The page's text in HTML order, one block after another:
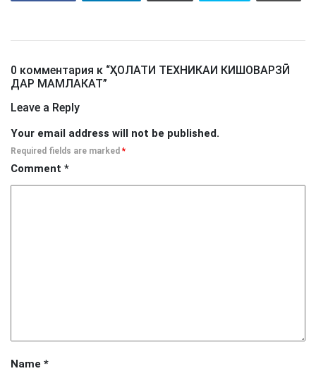
0 комментария к “ҲОЛАТИ ТЕХНИКАИ КИШОВАРЗӢ
ДАР МАМЛАКАТ”
Leave a Reply
Your email address will not be published.
Required fields are marked *
Comment *
Name *